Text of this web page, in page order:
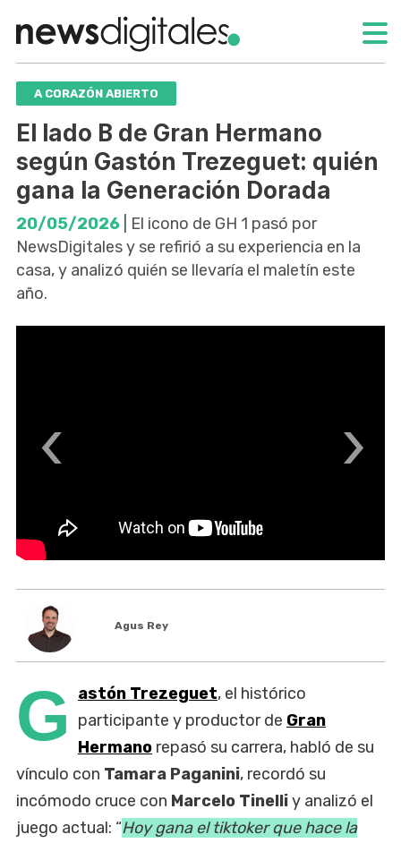
A CORAZÓN ABIERTO
El lado B de Gran Hermano
según Gastón Trezeguet: quién
gana la Generación Dorada
20/05/2026 | El icono de GH 1 pasó por
NewsDigitales y se refirió a su experiencia en la
casa, y analizó quién se llevaría el maletín este
año.
‹ ›
Agus Rey
G astón Trezeguet, el histórico
participante y productor de Gran
Hermano repasó su carrera, habló de su
vínculo con Tamara Paganini, recordó su
incómodo cruce con Marcelo Tinelliy analizó el
juego actual: “Hoy gana el tiktoker que hace la